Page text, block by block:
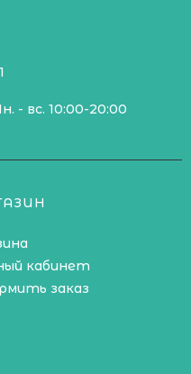
- вс. 10:00-20:00
кабинет
заказ